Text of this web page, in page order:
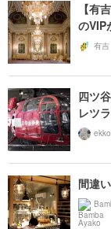
【有
のVIP
四ツ
レツ
間違